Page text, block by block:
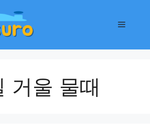
메
거울 물때